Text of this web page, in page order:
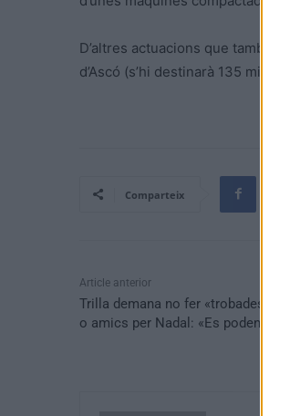
D’altres actuacions que també
d’Ascó (s’hi destinarà 135 mil
Comparteix
Article anterior
Trilla demana no fer «trobades
o amics per Nadal: «Es poden